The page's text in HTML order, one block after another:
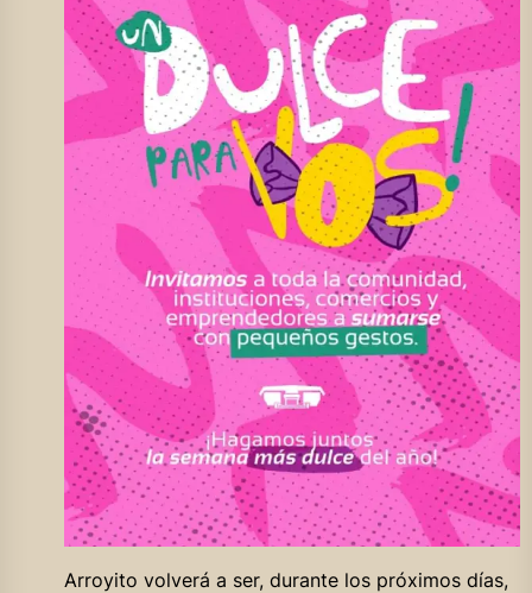
Arroyito volverá a ser, durante los próximos días,